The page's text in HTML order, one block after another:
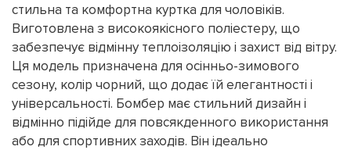
стильна та комфортна куртка для чоловіків.
Виготовлена з високоякісного поліестеру, що
забезпечує відмінну теплоізоляцію і захист від вітру.
Ця модель призначена для осінньо-зимового
сезону, колір чорний, що додає їй елегантності і
універсальності. Бомбер має стильний дизайн і
відмінно підійде для повсякденного використання
або для спортивних заходів. Він ідеально